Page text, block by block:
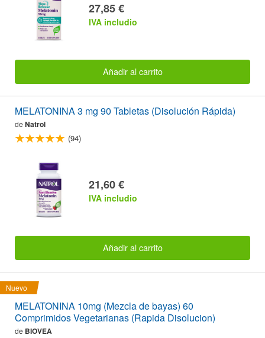
27,85 €
IVA includio
Añadir al carrito
MELATONINA 3 mg 90 Tabletas (Disolución Rápida)
de Natrol
(94)
21,60 €
IVA includio
Añadir al carrito
Nuevo
MELATONINA 10mg (Mezcla de bayas) 60
Comprimidos Vegetarianas (Rapida Disolucion)
de BIOVEA